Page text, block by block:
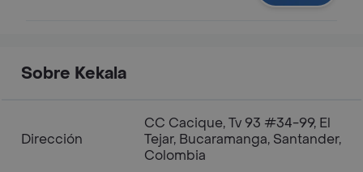
Sobre Kekala
Dirección
CC Cacique, Tv 93 #34-99, El
Tejar, Bucaramanga, Santander,
Colombia